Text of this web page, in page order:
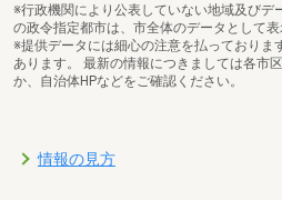
※行政機関により公表していない地域及びデ
の政令指定都市は、市全体のデータとして表
※提供データには細心の注意を払っておりま
あります。 最新の情報につきましては各市
か、自治体HPなどをご確認ください。
情報の見方